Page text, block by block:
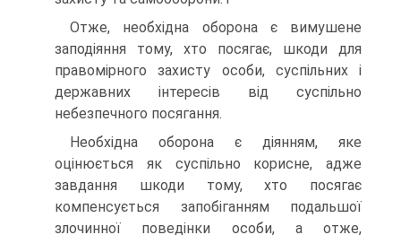
Отже, необхідна оборона є вимушене
заподіяння тому, хто посягає, шкоди для
правомірного захисту особи, суспільних і
державних інтересів від суспільно
небезпечного посягання.
Необхідна оборона є діянням, яке
оцінюється як суспільно корисне, адже
завдання шкоди тому, хто посягає
компенсується запобіганням подальшої
злочинної поведінки особи, а отже,